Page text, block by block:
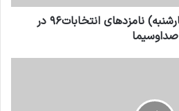
برنامه‌های امروز (چهارشنبه) نامزدهای انتخابات۹۶ در
صداوسیما